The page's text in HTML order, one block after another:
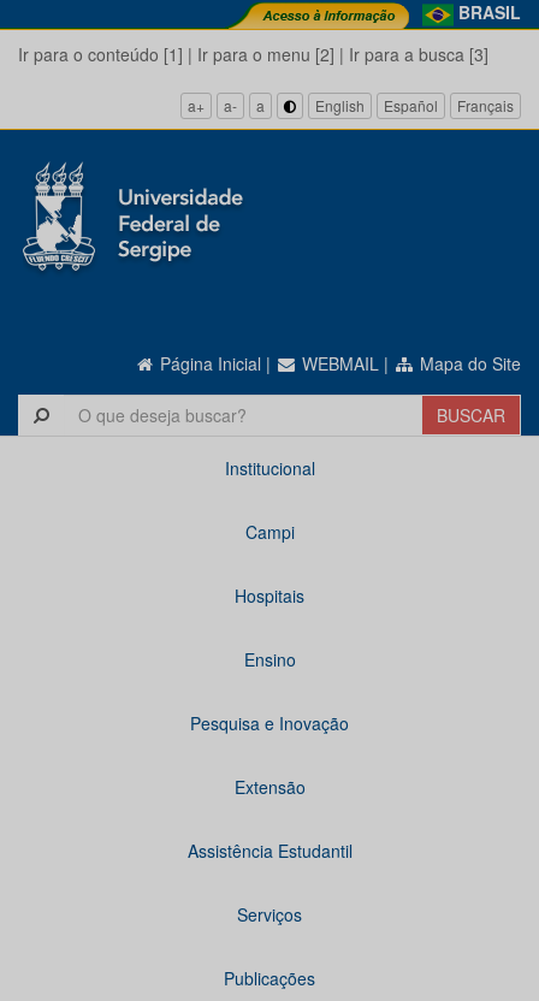
BRASIL
Ir para o conteúdo [1] | Ir para o menu [2] | Ir para a busca [3]
a+ a- a English Español Français
Página Inicial | WEBMAIL | Mapa do Site
Institucional
Campi
Hospitais
Ensino
Pesquisa e Inovação
Extensão
Assistência Estudantil
Serviços
Publicações